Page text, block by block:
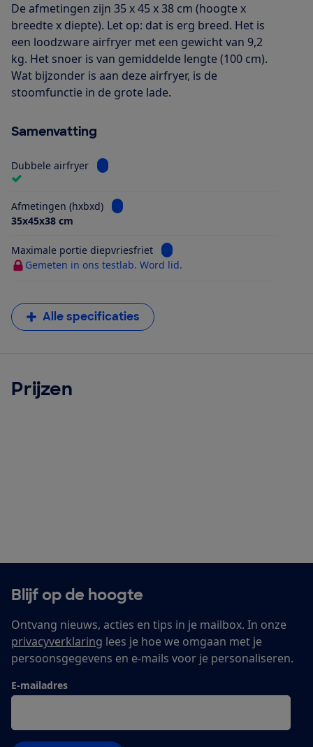
De afmetingen zijn 35 x 45 x 38 cm (hoogte x
breedte x diepte). Let op: dat is erg breed. Het is
een loodzware airfryer met een gewicht van 9,2
kg. Het snoer is van gemiddelde lengte (100 cm).
Wat bijzonder is aan deze airfryer, is de
stoomfunctie in de grote lade.
Samenvatting
Dubbele airfryer Bekijk informatie voor Dubbele airfryer
Afmetingen (hxbxd)
Bekijk informatie voor Afmetingen (hxbxd)
35x45x38 cm
Maximale portie diepvriesfriet
Bekijk informatie voor
Gemeten in ons testlab. Word lid.
Alle specificaties
Prijzen
Blijf op de hoogte
Ontvang nieuws, acties en tips in je mailbox. In onze
privacyverklaring lees je hoe we omgaan met je
persoonsgegevens en e-mails voor je personaliseren.
E-mailadres